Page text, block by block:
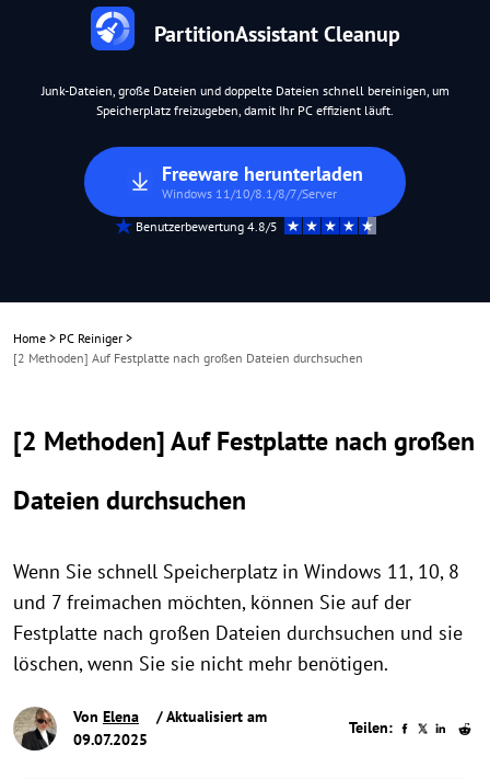
PartitionAssistant Cleanup
Junk-Dateien, große Dateien und doppelte Dateien schnell bereinigen, um
Speicherplatz freizugeben, damit Ihr PC effizient läuft.
Freeware herunterladen
Windows 11/10/8.1/8/7/Server
Benutzerbewertung 4.8/5
Home > PC Reiniger >
[2 Methoden] Auf Festplatte nach großen Dateien durchsuchen
[2 Methoden] Auf Festplatte nach großen
Dateien durchsuchen
Wenn Sie schnell Speicherplatz in Windows 11, 10, 8
und 7 freimachen möchten, können Sie auf der
Festplatte nach großen Dateien durchsuchen und sie
löschen, wenn Sie sie nicht mehr benötigen.
Von Elena
/ Aktualisiert am
09.07.2025
Teilen: